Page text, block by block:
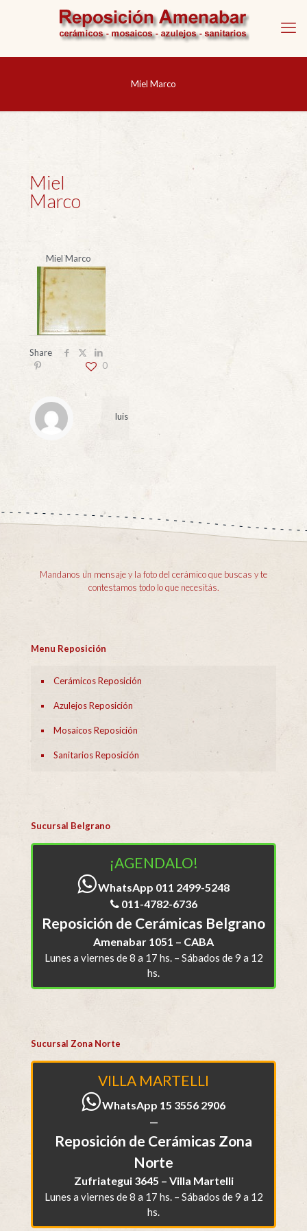
Miel Marco
Miel
Marco
Miel Marco
Share
0
luis
Mandanos un mensaje y la foto del cerámico que buscas y te
contestamos todo lo que necesitás.
Menu Reposición
Cerámicos Reposición
Azulejos Reposición
Mosaicos Reposición
Sanitarios Reposición
Sucursal Belgrano
¡AGENDALO!
WhatsApp 011 2499-5248
011-4782-6736
Reposición de Cerámicas Belgrano
Amenabar 1051 – CABA
Lunes a viernes de 8 a 17 hs. – Sábados de 9 a 12
hs.
Sucursal Zona Norte
VILLA MARTELLI
WhatsApp 15 3556 2906
—
Reposición de Cerámicas Zona
Norte
Zufriategui 3645 – Villa Martelli
Lunes a viernes de 8 a 17 hs. – Sábados de 9 a 12
hs.